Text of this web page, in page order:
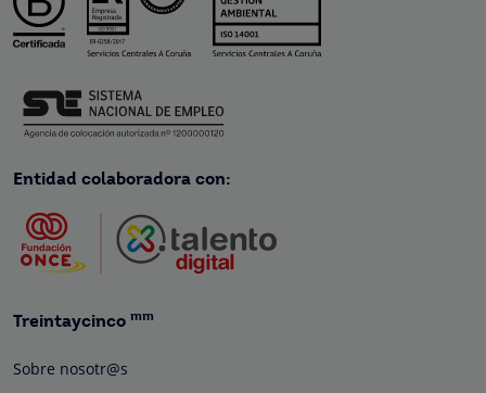
Entidad colaboradora con:
Treintaycinco mm
Sobre nosotr@s